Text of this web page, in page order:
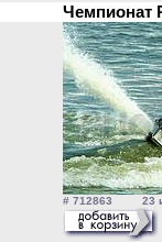
Чемпионат
# 712863 23